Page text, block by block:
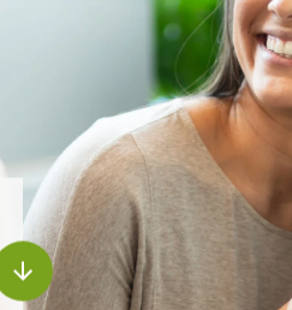
Les associations
ALLER AU CONTENU